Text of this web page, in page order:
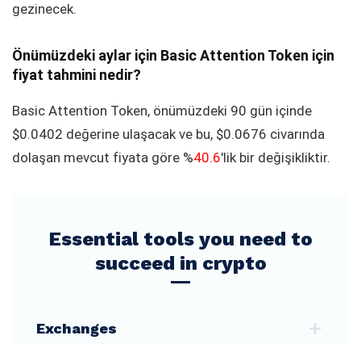
gezinecek.
Önümüzdeki aylar için Basic Attention Token için
fiyat tahmini nedir?
Basic Attention Token, önümüzdeki 90 gün içinde
$0.0402 değerine ulaşacak ve bu, $0.0676 civarında
dolaşan mevcut fiyata göre %40.6'lik bir değişikliktir.
Essential tools you need to
succeed in crypto
Exchanges